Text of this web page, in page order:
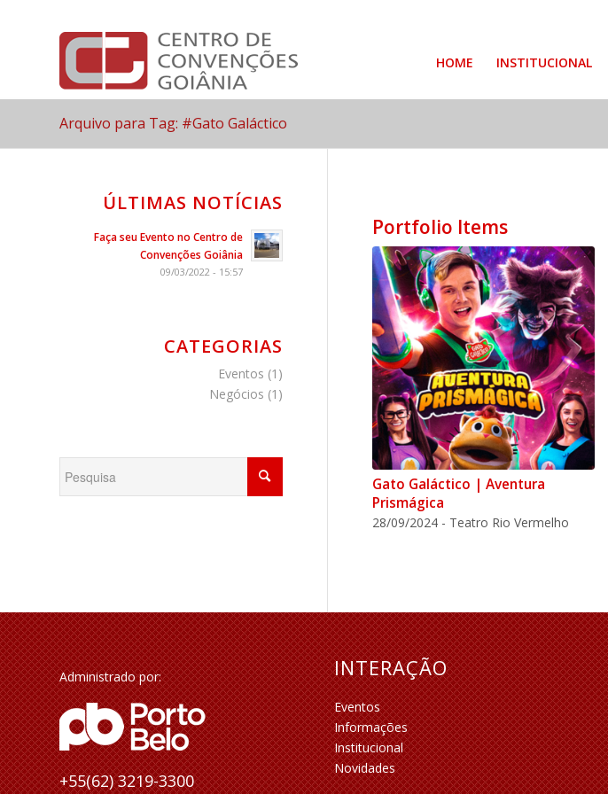
HOME INSTITUCIONAL
Arquivo para Tag: #Gato Galáctico
Portfolio Items
Gato Galáctico | Aventura
Prismágica
28/09/2024 - Teatro Rio Vermelho
ÚLTIMAS NOTÍCIAS
Faça seu Evento no Centro de
Convenções Goiânia
09/03/2022 - 15:57
CATEGORIAS
Eventos (1)
Negócios (1)
Administrado por:
+55(62) 3219-3300
INTERAÇÃO
Eventos
Informações
Institucional
Novidades